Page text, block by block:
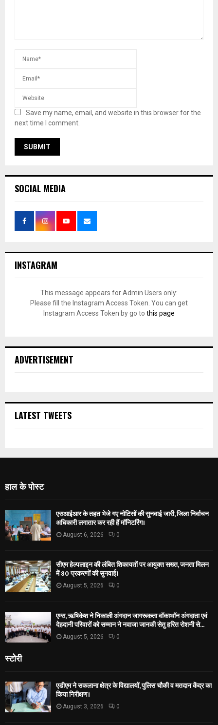
Save my name, email, and website in this browser for the
next time I comment.
SOCIAL MEDIA
INSTAGRAM
This message appears for Admin Users only:
Please fill the Instagram Access Token. You can get
Instagram Access Token by go to this page
ADVERTISEMENT
LATEST TWEETS
हाल के पोस्ट
एसआईआर के तहत भेजे गए नोटिसों की सुनवाई जारी, जिला निर्वाचन
अधिकारी लगातार कर रही हैं मॉनिटरिंग।
August 6, 2026 0
सीएम हेल्पलाइन की लंबित शिकायतों पर आयुक्त सख्त, जनता मिलन
में 80 प्रकरणों की सुनवाई।
August 5, 2026 0
एम्स, ऋषिकेश ने निकाली अंगदान जागरूकता वॉकाथॉन अंगदाता एवं
देहदानी परिवारों को सम्मान ने नवाजा जानकी सेतु हरित रोशनी से...
August 5, 2026 0
स्टोरी
एडीएम ने सकलाना क्षेत्र के विद्यालयों, पुलिस चौकी व मतदान केंद्र का
किया निरीक्षण।
August 3, 2026 0